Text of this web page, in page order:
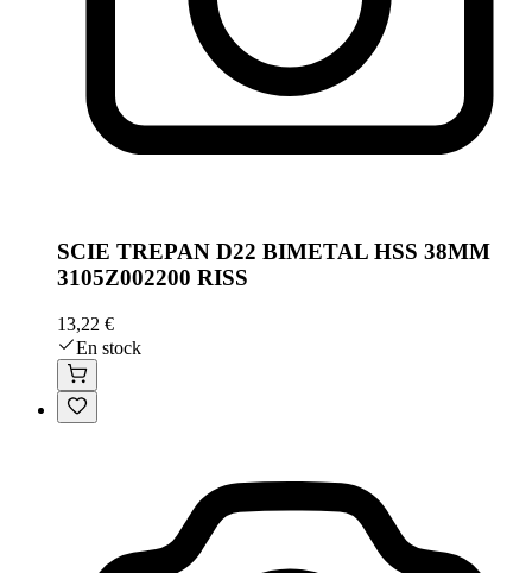
SCIE TREPAN D22 BIMETAL HSS 38MM
3105Z002200 RISS
13,22 €
En stock